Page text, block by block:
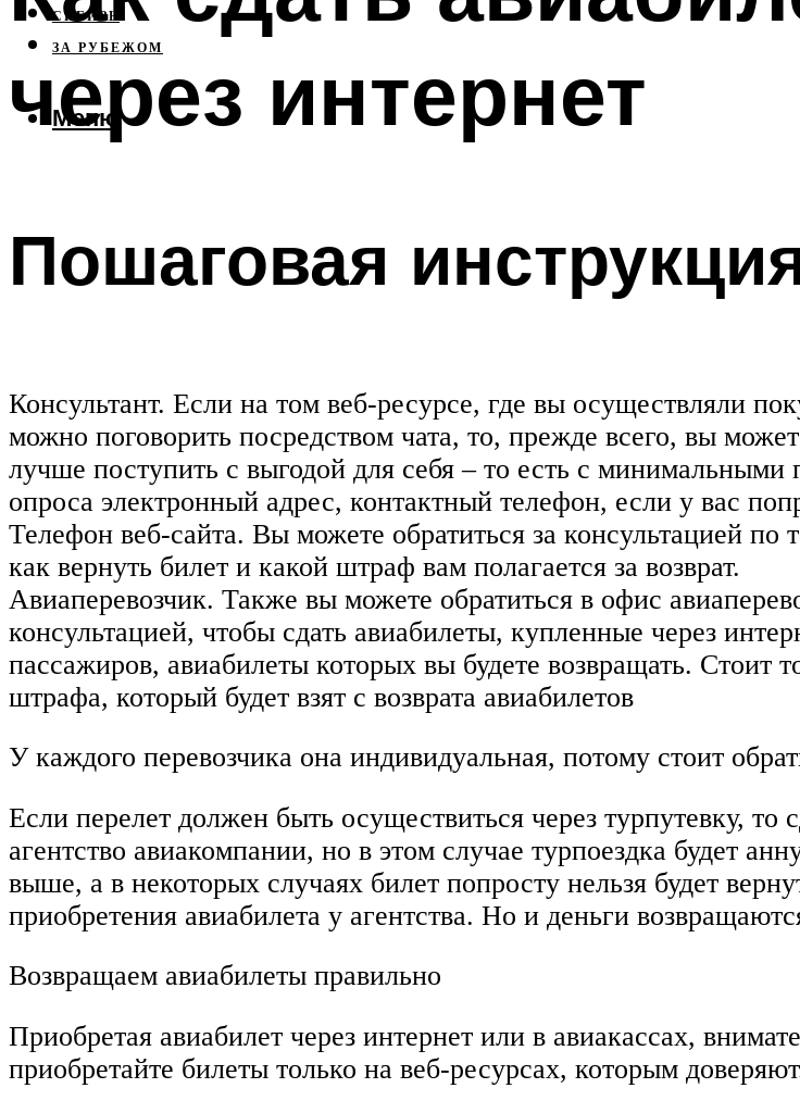
СИБИРЬ
ЗА РУБЕЖОМ
Меню
через интернет
Пошаговая
Консультант. Если на том веб-ресурсе, где вы осуществляли
можно поговорить посредством чата, то, прежде всего, вы
лучше поступить с выгодой для себя – то есть с минимальными
опроса электронный адрес, контактный телефон, если у вас
Телефон веб-сайта. Вы можете обратиться за консультацией
как вернуть билет и какой штраф вам полагается за возврат.
Авиаперевозчик. Также вы можете обратиться в офис
консультацией, чтобы сдать авиабилеты, купленные через
пассажиров, авиабилеты которых вы будете возвращать. Стоит
штрафа, который будет взят с возврата авиабилетов
У каждого перевозчика она индивидуальная, потому стоит
Если перелет должен быть осуществиться через турпутевку, то
агентство авиакомпании, но в этом случае турпоездка будет
выше, а в некоторых случаях билет попросту нельзя будет
приобретения авиабилета у агентства. Но и деньги
Возвращаем авиабилеты правильно
Приобретая авиабилет через интернет или в авиакассах,
приобретайте билеты только на веб-ресурсах, которым